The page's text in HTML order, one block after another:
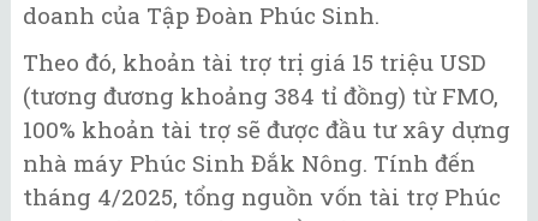
doanh của Tập Đoàn Phúc Sinh.
Theo đó, khoản tài trợ trị giá 15 triệu USD
(tương đương khoảng 384 tỉ đồng) từ FMO,
100% khoản tài trợ sẽ được đầu tư xây dựng
nhà máy Phúc Sinh Đắk Nông. Tính đến
tháng 4/2025, tổng nguồn vốn tài trợ Phúc